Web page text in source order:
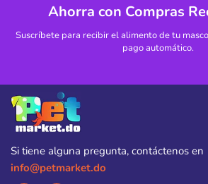
Ahorra con Compras
Suscríbete para recibir el alimento de tu
pago automático.
Si tiene alguna pregunta, contáctenos en
info@petmarket.do